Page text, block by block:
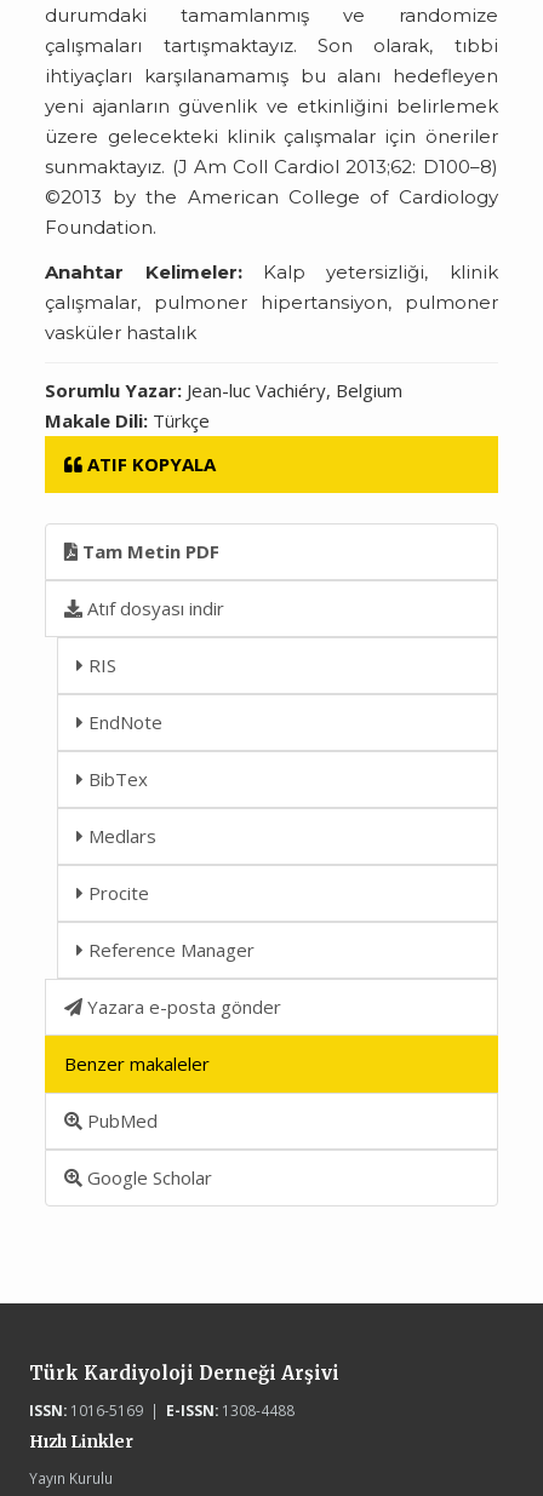
durumdaki tamamlanmış ve randomize
çalışmaları tartışmaktayız. Son olarak, tıbbi
ihtiyaçları karşılanamamış bu alanı hedefleyen
yeni ajanların güvenlik ve etkinliğini belirlemek
üzere gelecekteki klinik çalışmalar için öneriler
sunmaktayız. (J Am Coll Cardiol 2013;62: D100–8)
©2013 by the American College of Cardiology
Foundation.
Anahtar Kelimeler:Kalp yetersizliği, klinik
çalışmalar, pulmoner hipertansiyon, pulmoner
vasküler hastalık
Sorumlu Yazar: Jean-luc Vachiéry, Belgium
Makale Dili: Türkçe
ATIF KOPYALA
Tam Metin PDF
Atıf dosyası indir
RIS
EndNote
BibTex
Medlars
Procite
Reference Manager
Yazara e-posta gönder
Benzer makaleler
PubMed
Google Scholar
Türk Kardiyoloji Derneği Arşivi
ISSN:1016-5169 | E-ISSN:1308-4488
Hızlı Linkler
Yayın Kurulu